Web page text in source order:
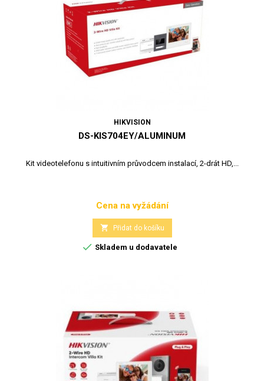
HIKVISION
DS-KIS704EY/ALUMINUM
Kit videotelefonu s intuitivním průvodcem instalací, 2-drát HD,...
Cena
Cena na vyžádání
 Přidat do košíku
 Skladem u dodavatele